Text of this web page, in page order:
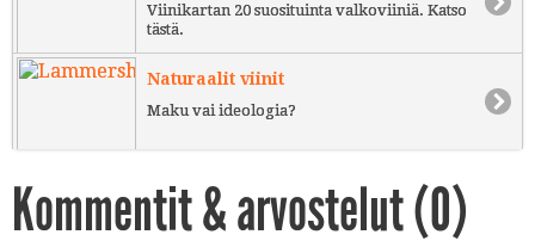
Viinikartan 20 suosituinta valkoviiniä. Katso
tästä.
Naturaalit viinit
Maku vai ideologia?
Kommentit & arvostelut (0)